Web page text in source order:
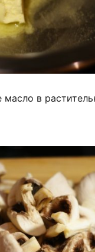
масло в